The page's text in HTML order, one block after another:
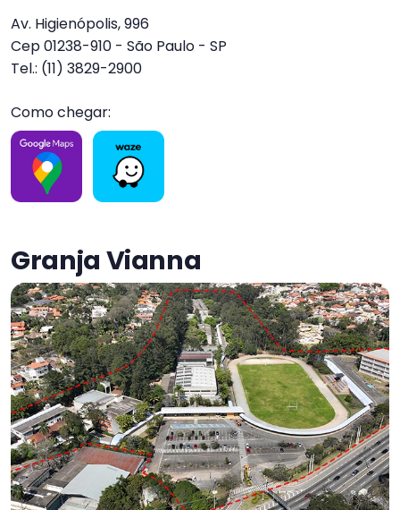
Av. Higienópolis, 996
Cep 01238-910 - São Paulo - SP
Tel.: (11) 3829-2900
Como chegar:
Granja Vianna